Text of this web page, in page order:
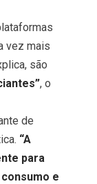
vez mais
são
, o
de
“A
para
e